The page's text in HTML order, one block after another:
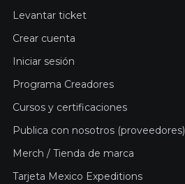
Levantar ticket
Crear cuenta
Iniciar sesión
Programa Creadores
Cursos y certificaciones
Publica con nosotros (proveedores)
Merch / Tienda de marca
Tarjeta Mexico Expeditions